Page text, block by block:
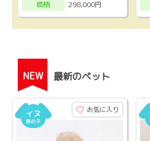
価格
298,000円
NEW 最新のペット
お気に入り